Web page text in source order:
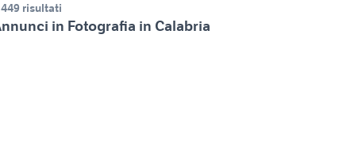
risultati
in Fotografia in Calabria